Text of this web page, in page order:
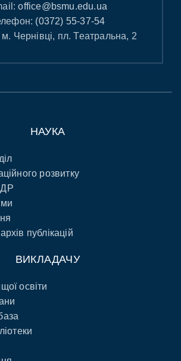
office@bsmu.edu.ua
(0372) 55-37-54
Чернівці, пл. Театральна, 2
НАУКА
розвитку
публікацій
ВИКЛАДАЧУ
освіти